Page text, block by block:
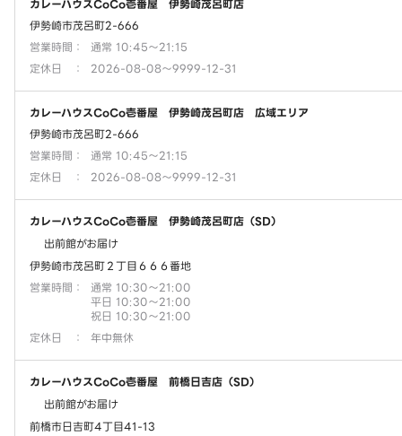
カレーハウスCoCo壱番屋 伊勢崎茂呂町店
伊勢崎市茂呂町2-666
営業時間 ：
通常 10:45～21:15
定休日
： 2026-08-08～9999-12-31
カレーハウスCoCo壱番屋 伊勢崎茂呂町店 広域エリア
伊勢崎市茂呂町2-666
営業時間 ：
通常 10:45～21:15
定休日
： 2026-08-08～9999-12-31
カレーハウスCoCo壱番屋 伊勢崎茂呂町店（SD）
出前館がお届け
伊勢崎市茂呂町２丁目６６６番地
営業時間 ：
通常 10:30～21:00
平日 10:30～21:00
祝日 10:30～21:00
定休日
： 年中無休
カレーハウスCoCo壱番屋 前橋日吉店（SD）
出前館がお届け
前橋市日吉町4丁目41-13